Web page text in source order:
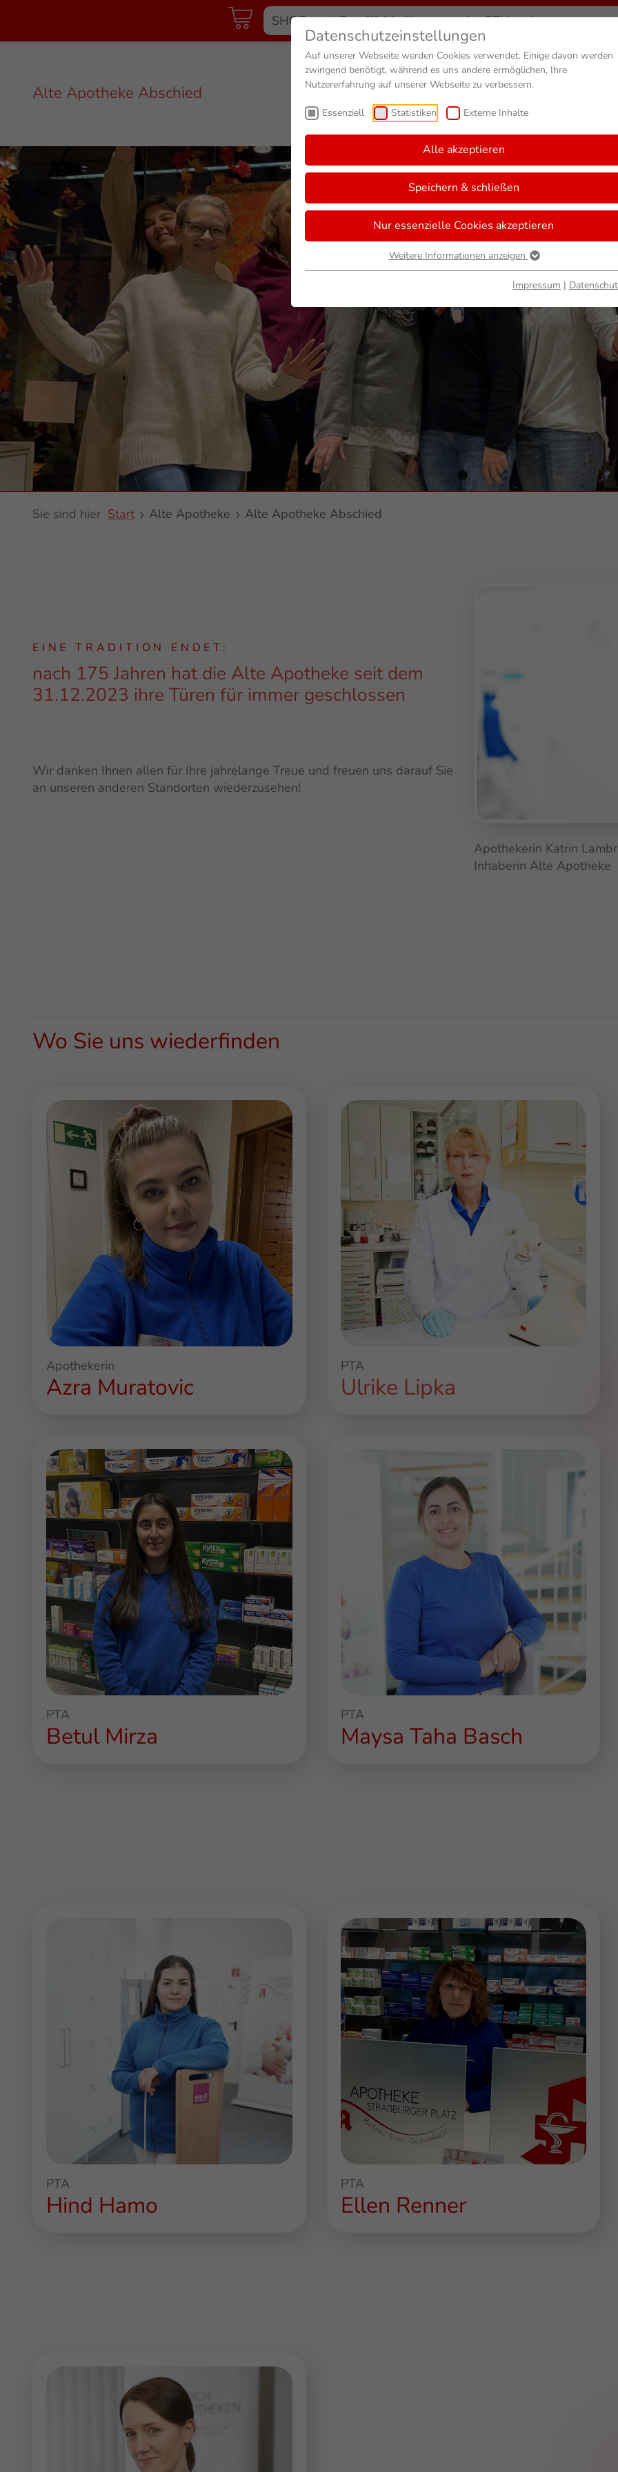
Datenschutzeinstellungen
Auf unserer Webseite werden Cookies verwendet. Einige davon werden
zwingend benötigt, während es uns andere ermöglichen, Ihre
Nutzererfahrung auf unserer Webseite zu verbessern.
Essenziell Statistiken Externe Inhalte
Alle akzeptieren
Speichern & schließen
Nur essenzielle Cookies akzeptieren
Weitere Informationen anzeigen
Impressum |
Alte Apotheke Abschied
Sie sind hier Start Alte Apotheke Alte Apotheke Abschied
EINE TRADITION ENDET:
nach 175 Jahren hat die Alte Apotheke seit dem
31.12.2023 ihre Türen für immer geschlossen
Wir danken Ihnen allen für Ihre jahrelange Treue und freuen uns darauf Sie
an unseren anderen Standorten wiederzusehen!
Apothekerin Katrin
Inhaberin Alte Apotheke
Wo Sie uns wiederfinden
Apothekerin
Azra Muratovic
PTA
Betul Mirza
PTA
Ulrike Lipka
PTA
Maysa Taha Basch
PTA
Hind Hamo
PTA
Ellen Renner